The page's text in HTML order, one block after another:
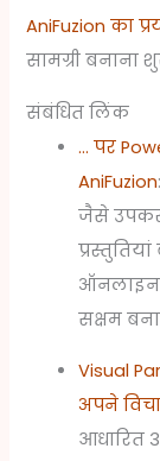
AniFuzion का
सामग्री बनाना
संबंधित लिंक
… पर
AniFuzion
जैसे
ऑनलाइन
सक्षम
Visual
अपने
आधारित